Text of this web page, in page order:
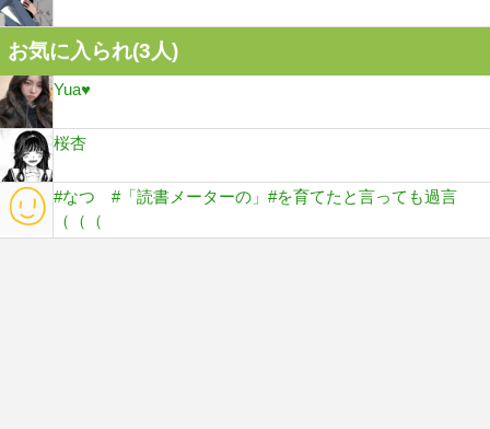
お気に入られ(3人)
Yua♥
桜杏
#なつ #「読書メーターの」#を育てたと言っても過言
（（（